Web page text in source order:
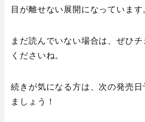
目が離せない展開になっています
まだ読んでいない場合は、ぜひ
くださいね。
続きが気になる方は、次の発売日
ましょう！